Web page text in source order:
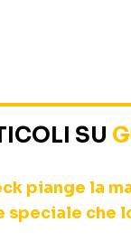
SU
piange la
speciale che